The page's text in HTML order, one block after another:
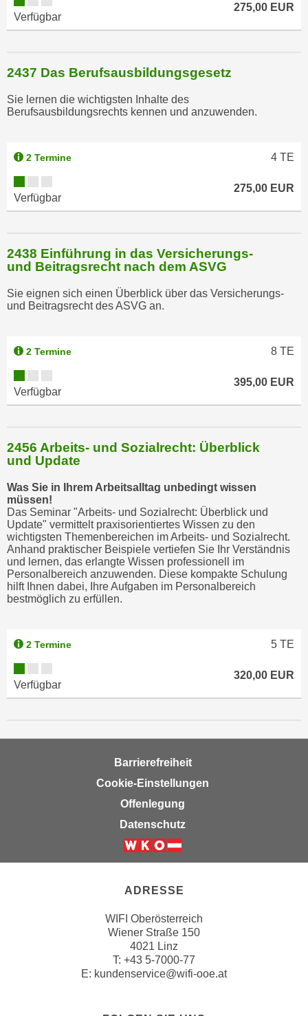
Verfügbar
275,00 EUR
2437 Das Berufsausbildungsgesetz
Sie lernen die wichtigsten Inhalte des
Berufsausbildungsrechts kennen und anzuwenden.
2 Termine 4 TE
Verfügbar
275,00 EUR
2438 Einführung in das Versicherungs-
und Beitragsrecht nach dem ASVG
Sie eignen sich einen Überblick über das Versicherungs-
und Beitragsrecht des ASVG an.
2 Termine 8 TE
Verfügbar
395,00 EUR
2456 Arbeits- und Sozialrecht: Überblick
und Update
Was Sie in Ihrem Arbeitsalltag unbedingt wissen
müssen!
Das Seminar "Arbeits- und Sozialrecht: Überblick und
Update" vermittelt praxisorientiertes Wissen zu den
wichtigsten Themenbereichen im Arbeits- und Sozialrecht.
Anhand praktischer Beispiele vertiefen Sie Ihr Verständnis
und lernen, das erlangte Wissen professionell im
Personalbereich anzuwenden. Diese kompakte Schulung
hilft Ihnen dabei, Ihre Aufgaben im Personalbereich
bestmöglich zu erfüllen.
2 Termine 5 TE
Verfügbar
320,00 EUR
Barrierefreiheit
Cookie-Einstellungen
Offenlegung
Datenschutz
ADRESSE
WIFI Oberösterreich
Wiener Straße 150
4021 Linz
T: +43 5-7000-77
E: kundenservice@wifi-ooe.at
a
e
h
n
m
e
o
o
b
u
l
h
n
e
n
.